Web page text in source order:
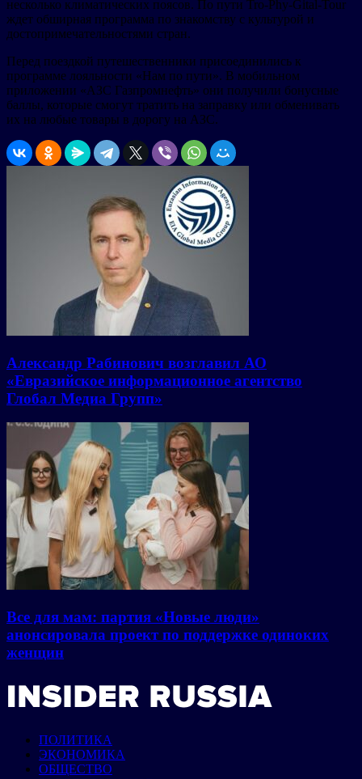
несколько климатических поясов. По пути Tro-Phy-Gital-Tour
ждет обширная программа по знакомству с культурой и
достопримечательностями стран.
Перед поездкой путешественники присоединились к
программе лояльности «Нам по пути». В мобильном
приложении «АЗС Газпромнефть» они получили бонусные
баллы, которые смогут тратить на заправку или обменивать
их на любые товары в дорогу на АЗС.
Александр Рабинович возглавил АО
«Евразийское информационное агентство
Глобал Медиа Групп»
Все для мам: партия «Новые люди»
анонсировала проект по поддержке одиноких
женщин
ПОЛИТИКА
ЭКОНОМИКА
ОБЩЕСТВО